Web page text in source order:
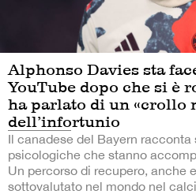
Alphonso Davies sta
YouTube dopo che si è
ha parlato di un «crollo
dell’infortunio
Il canadese del Bayern
psicologiche che stanno
Un percorso di recupero, anche
sottovalutato nel mondo nel